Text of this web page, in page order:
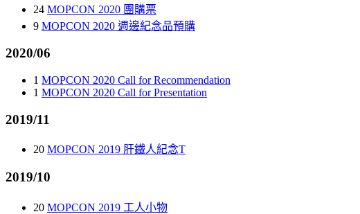
24 MOPCON 2020 團購票
9 MOPCON 2020 週邊紀念品預購
2020/06
1 MOPCON 2020 Call for Recommendation
1 MOPCON 2020 Call for Presentation
2019/11
20 MOPCON 2019 肝鐵人紀念T
2019/10
20 MOPCON 2019 工人小物